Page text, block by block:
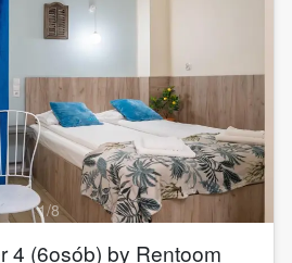
1/8
4 (6osób) by Rentoom